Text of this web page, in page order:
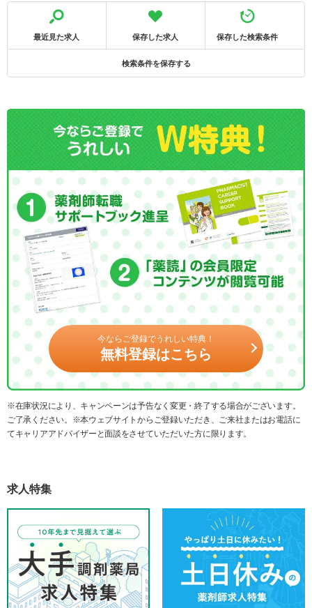
最近見た求人 保存した求人 保存した検索条件
検索条件を保存する
今ならご登録でうれしい特典！
無料登録はこちら
※在庫状況により、キャンペーンは予告なく変更・終了する場合がございます。
ご了承ください。※本ウェブサイトからご登録いただき、ご来社またはお電話に
てキャリアアドバイザーと面談をさせていただいた方に限ります。
求人特集